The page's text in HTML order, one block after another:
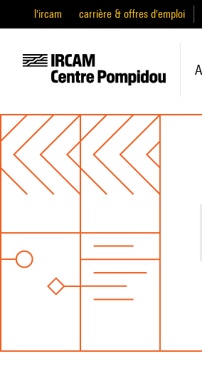
l'ircam carrière & offres d'emploi